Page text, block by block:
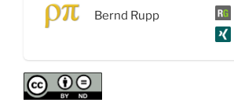
darüber
gesprochen
Bernd Rupp